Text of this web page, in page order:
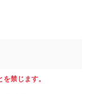
禁じます。